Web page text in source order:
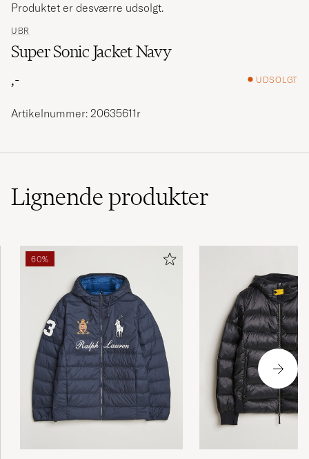
UBR
Super Sonic Jacket Navy
,-
UDSOLGT
Produktet er desværre udsolgt.
Artikelnummer: 20635611r
Lignendeprodukter
60%